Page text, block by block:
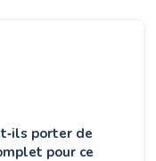
porter de
pour ce